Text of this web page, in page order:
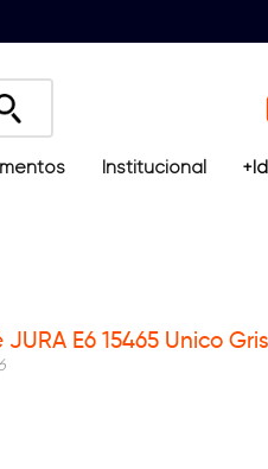
Institucional
E6 15465 Unico Gris